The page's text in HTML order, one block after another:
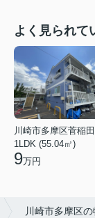
よく見られて
1LDK (55.04㎡)
9万円
川崎市多摩区